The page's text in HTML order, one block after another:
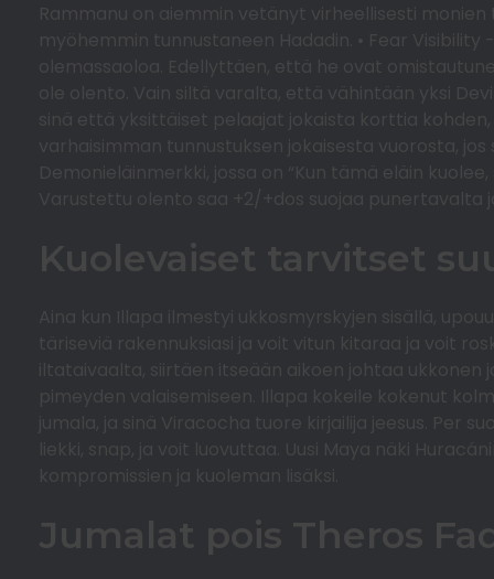
Rammanu on aiemmin vetänyt virheellisesti
myöhemmin tunnustaneen Hadadin. • Fear
olemassaoloa. Edellyttäen, että he ovat
ole olento. Vain siltä varalta, että vähintään yksi
sinä että yksittäiset pelaajat jokaista korttia
varhaisimman tunnustuksen jokaisesta vuorosta,
Demonieläinmerkki, jossa on “Kun tämä eläin
Varustettu olento saa +2/+dos suojaa punertavalta
Kuolevaiset tarvitset
Aina kun Illapa ilmestyi ukkosmyrskyjen sisällä,
täriseviä rakennuksiasi ja voit vitun kitaraa ja voit
iltataivaalta, siirtäen itseään aikoen johtaa
pimeyden valaisemiseen. Illapa kokeile kokenut
jumala, ja sinä Viracocha tuore kirjailija jeesus. Per
liekki, snap, ja voit luovuttaa. Uusi Maya näki
kompromissien ja kuoleman lisäksi.
Jumalat pois Theros